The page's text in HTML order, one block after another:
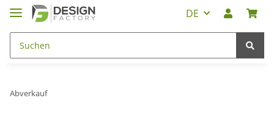
DE
Abverkauf